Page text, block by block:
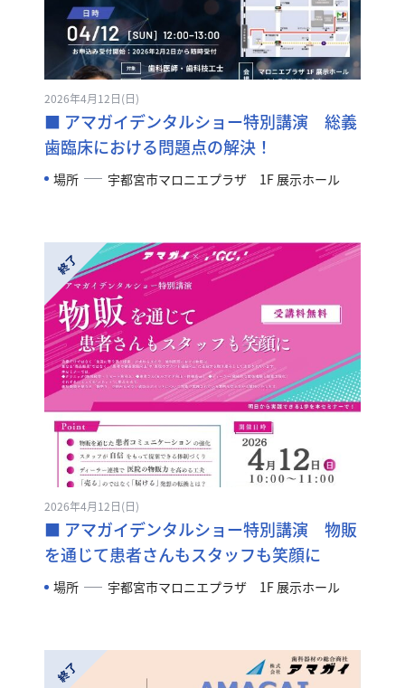
2026年4月12日(日)
■ アマガイデンタルショー特別講演 総義
歯臨床における問題点の解決！
場所 宇都宮市マロニエプラザ 1F 展示ホール
2026年4月12日(日)
■ アマガイデンタルショー特別講演 物販
を通じて患者さんもスタッフも笑顔に
場所 宇都宮市マロニエプラザ 1F 展示ホール